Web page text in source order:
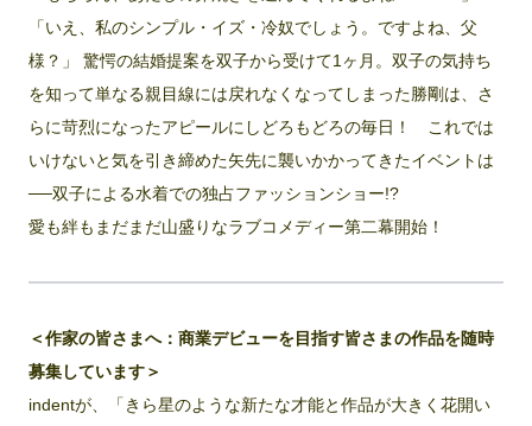
「いえ、私のシンプル・イズ・冷奴でしょう。ですよね、父
様？」 驚愕の結婚提案を双子から受けて1ヶ月。双子の気持ち
を知って単なる親目線には戻れなくなってしまった勝剛は、さ
らに苛烈になったアピールにしどろもどろの毎日！ これでは
いけないと気を引き締めた矢先に襲いかかってきたイベントは
──双子による水着での独占ファッションショー!?
愛も絆もまだまだ山盛りなラブコメディー第二幕開始！
＜作家の皆さまへ：商業デビューを目指す皆さまの作品を随時
募集しています＞
indentが、「きら星のような新たな才能と作品が大きく花開い